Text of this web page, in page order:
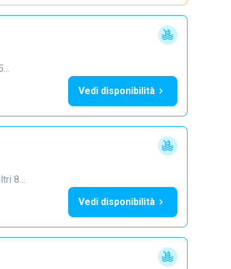
Vedi disponibilità
8…
Vedi disponibilità